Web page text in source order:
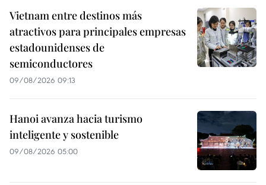
Vietnam entre destinos más
atractivos para principales empresas
estadounidenses de
semiconductores
09/08/2026 09:13
Hanoi avanza hacia turismo
inteligente y sostenible
09/08/2026 05:00